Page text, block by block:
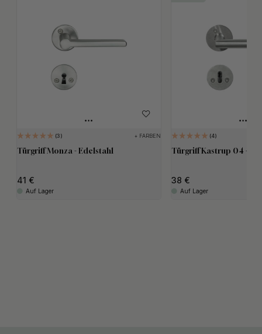
3 + FARBEN
Türgriff Monza - Edelstahl
41
Auf Lager
4
Türgriff Kastrup 04 -
38
Auf Lager